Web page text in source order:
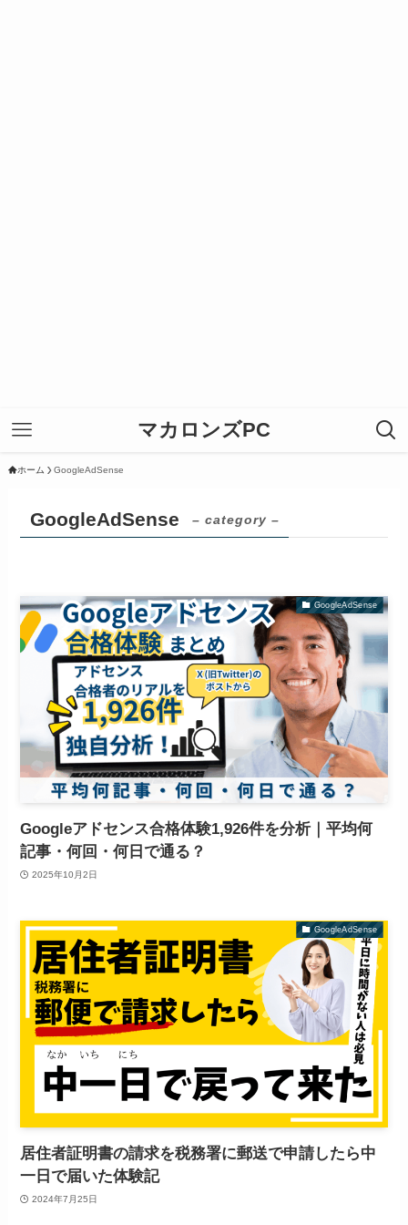
マカロンズPC
ホーム GoogleAdSense
GoogleAdSense – category –
GoogleAdSense
Googleアドセンス合格体験1,926件を分析｜平均何
記事・何回・何日で通る？
2025年10月2日
GoogleAdSense
居住者証明書の請求を税務署に郵送で申請したら中
一日で届いた体験記
2024年7月25日